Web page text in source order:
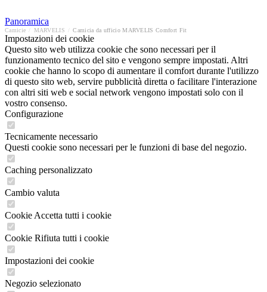
Panoramica
Camicie MARVELIS Camicia da ufficio MARVELIS Comfort Fit
Impostazioni dei cookie
Questo sito web utilizza cookie che sono necessari per il
funzionamento tecnico del sito e vengono sempre impostati. Altri
cookie che hanno lo scopo di aumentare il comfort durante l'utilizzo
di questo sito web, servire pubblicità diretta o facilitare l'interazione
con altri siti web e social network vengono impostati solo con il
vostro consenso.
Configurazione
Tecnicamente necessario
Questi cookie sono necessari per le funzioni di base del negozio.
Caching personalizzato
Cambio valuta
Cookie Accetta tutti i cookie
Cookie Rifiuta tutti i cookie
Impostazioni dei cookie
Negozio selezionato